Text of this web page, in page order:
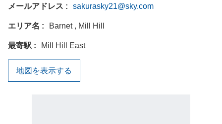
メールアドレス sakurasky21@sky.com
エリア名 Barnet , Mill Hill
最寄駅 Mill Hill East
地図を表示する